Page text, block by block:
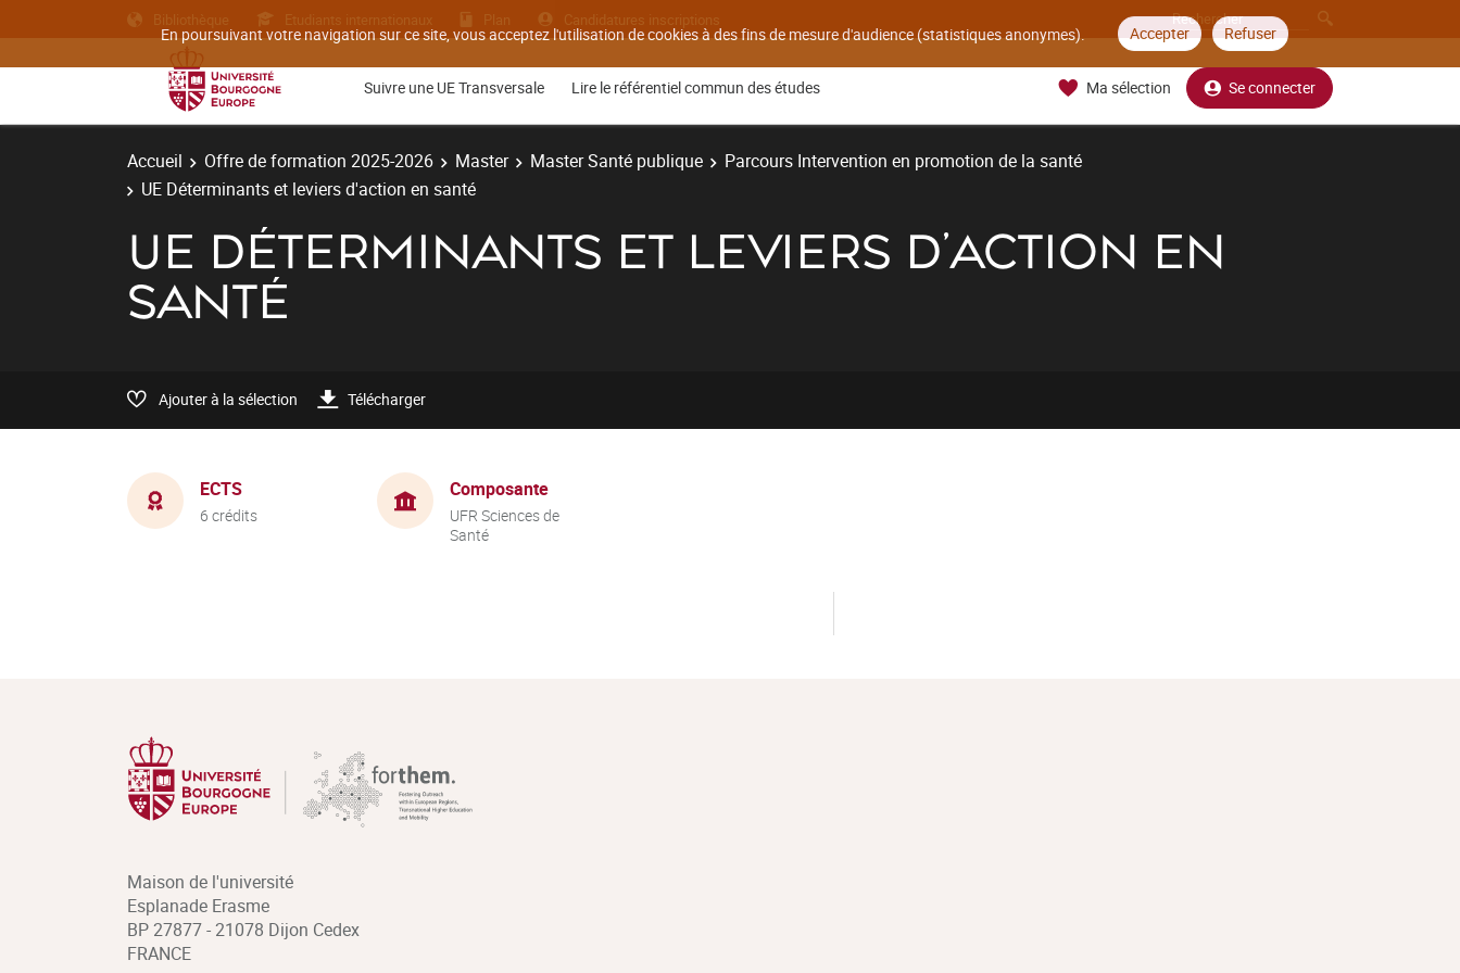
En poursuivant votre navigation sur ce site, vous acceptez l'utilisation de cookies à des fins de mesure d'audience (statistiques anonymes). Accepter Refuser
Bibliothèque Etudiants internationaux Plan Candidatures inscriptions
Suivre une UE Transversale Lire le référentiel commun des études Ma sélection Se connecter
Accueil Offre de formation 2025-2026 Master Master Santé publique
Parcours Intervention en promotion de la santé
UE Déterminants et leviers d'action en santé
UE DÉTERMINANTS ET LEVIERS D'ACTION EN
SANTÉ
Ajouter à la sélection Télécharger
ECTS
6 crédits
Composante
UFR Sciences de
Santé
Maison de l'université
Esplanade Erasme
BP 27877 - 21078 Dijon Cedex
FRANCE